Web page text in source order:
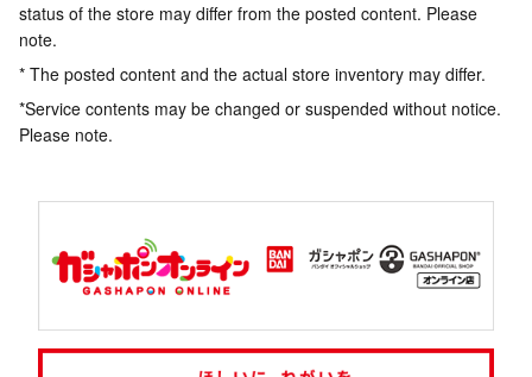
status of the store may differ from the posted content. Please
note.
* The posted content and the actual store inventory may differ.
*Service contents may be changed or suspended without notice.
Please note.